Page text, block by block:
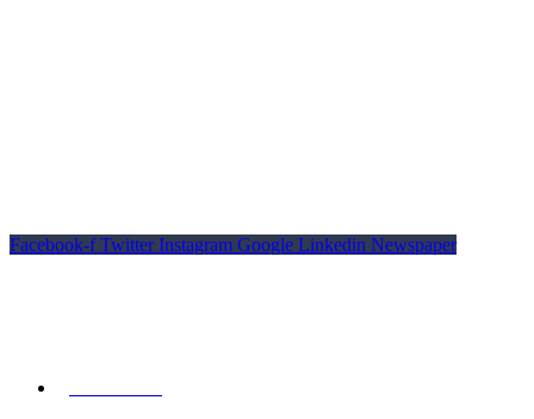
Facebook-f Twitter Instagram Google Linkedin Newspaper